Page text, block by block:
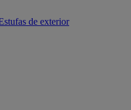
de exterior